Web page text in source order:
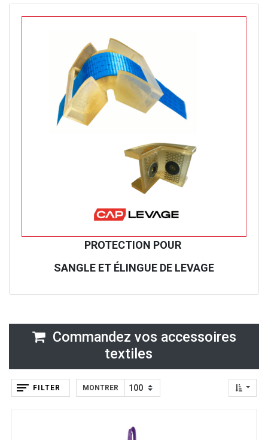
PROTECTION POUR
SANGLE ET ÉLINGUE DE LEVAGE
Commandez vos accessoires
textiles
FILTER MONTRER